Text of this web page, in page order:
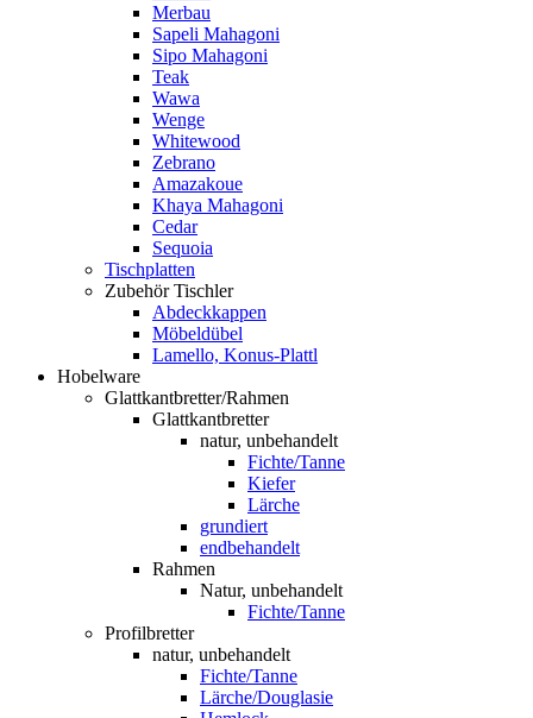
Merbau
Sapeli Mahagoni
Sipo Mahagoni
Teak
Wawa
Wenge
Whitewood
Zebrano
Amazakoue
Khaya Mahagoni
Cedar
Sequoia
Tischplatten
Zubehör Tischler
Abdeckkappen
Möbeldübel
Lamello, Konus-Plattl
Hobelware
Glattkantbretter/Rahmen
Glattkantbretter
natur, unbehandelt
Fichte/Tanne
Kiefer
Lärche
grundiert
endbehandelt
Rahmen
Natur, unbehandelt
Fichte/Tanne
Profilbretter
natur, unbehandelt
Fichte/Tanne
Lärche/Douglasie